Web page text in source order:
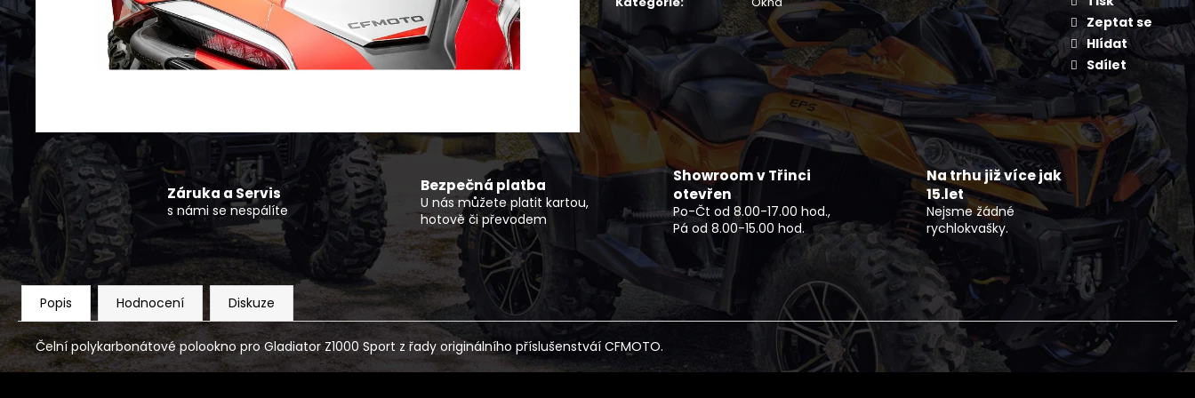
Zeptat se
Hlídat
Sdílet
Záruka a Servis
s námi se nespálíte
Bezpečná platba
U nás můžete platit kartou,
hotově či převodem
Showroom v Třinci
otevřen
Po-Čt od 8.00-17.00 hod.,
Pá od 8.00-15.00 hod.
Na trhu již více jak
15.let
Nejsme žádné
rychlokvašky.
Popis Hodnocení Diskuze
Čelní polykarbonátové polookno pro Gladiator Z1000 Sport z řady originálního příslušenstváí CFMOTO.
MIDLAND PŘEVODOVÝ OLEJ 75W90
330 Kč
ROZŠIŘOVACÍ LEMY CFMOTO
X850/X1000 G2
1 500 Kč
ELEKTRICKÝ MOTOCYKL 79BIKE FALCON
PRO
114 990 Kč